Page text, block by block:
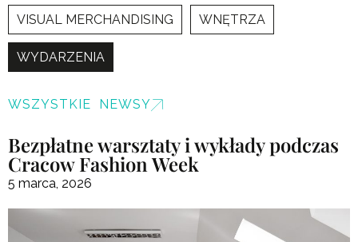
VISUAL MERCHANDISING WNĘTRZA
WYDARZENIA
WSZYSTKIE NEWSY
Bezpłatne warsztaty i wykłady podczas
Cracow Fashion Week
5 marca, 2026